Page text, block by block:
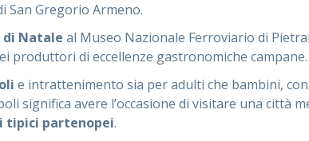
San Gregorio Armeno.
Natale al Museo Nazionale Ferroviario di
produttori di eccellenze gastronomiche campane.
e intrattenimento sia per adulti che bambini,
significa avere l’occasione di visitare una città
tipici partenopei.